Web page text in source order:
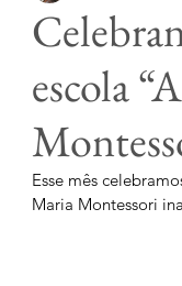
escola
Esse mês
Maria Montessori